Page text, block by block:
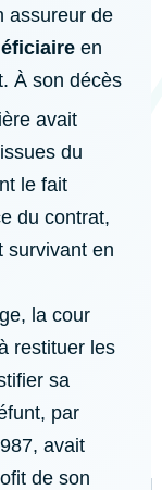
assureur de
en
À son décès
avait
du
le fait
du contrat,
survivant en
la cour
restituer les
sa
par
avait
de son